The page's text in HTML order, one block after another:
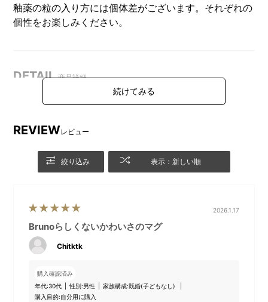
釉薬の粒の入り方には個体差がございます。それぞれの
個性をお楽しみください。
DETAIL商品詳細
丸みのあるベーシックな形で
REVIEWレビュー
絞り込み 表示：新しい順
2026.1.17
Brunoらしくないかわいさのマグ
Chitktk
購入確認済み
年代:30代 性別:男性 家族構成:既婚(子どもなし)
購入目的:自分用に購入